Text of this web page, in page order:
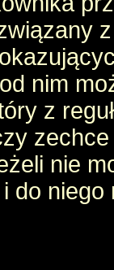
nim
z
nie
do